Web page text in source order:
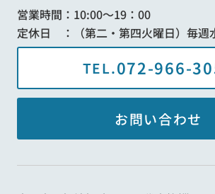
営業時間：10:00～19：00
定休日 ：（第二・第四火曜日）毎週
TEL.072-966-
お問い合わせ